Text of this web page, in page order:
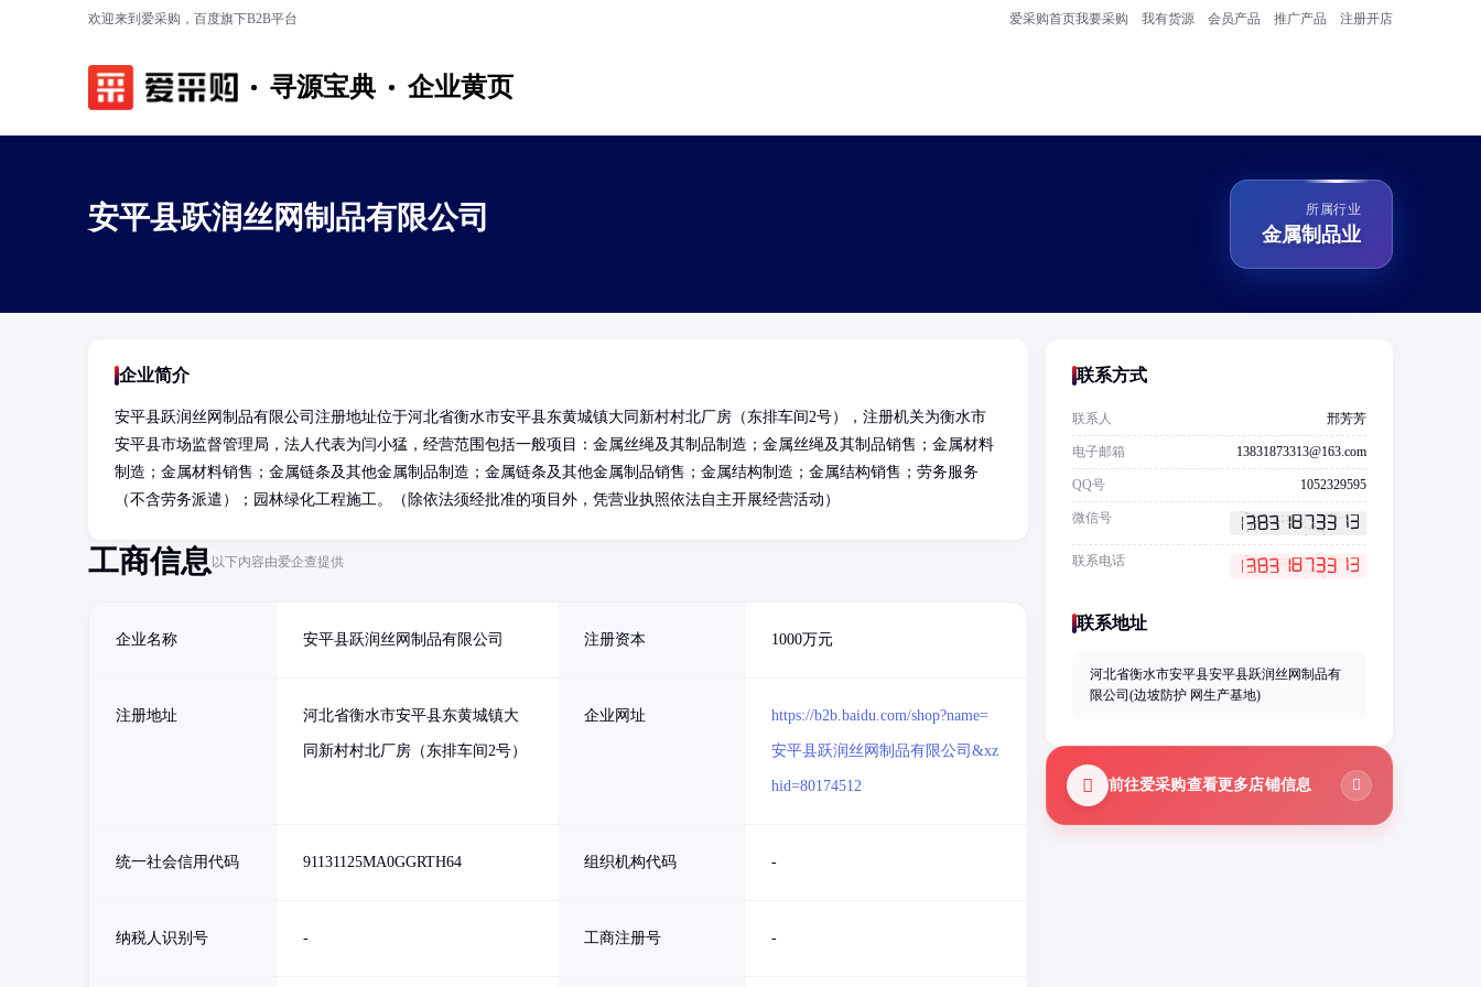
欢迎来到爱采购，百度旗下B2B平台 爱采购首页我要采购 我有货源 会员产品 推广产品 注册开店
寻源宝典 企业黄页
安平县跃润丝网制品有限公司 所属行业
金属制品业
企业简介
安平县跃润丝网制品有限公司注册地址位于河北省衡水市安平县东黄城镇大同新村村北厂房（东排车间2号），注册机关为衡水市
安平县市场监督管理局，法人代表为闫小猛，经营范围包括一般项目：金属丝绳及其制品制造；金属丝绳及其制品销售；金属材料
制造；金属材料销售；金属链条及其他金属制品制造；金属链条及其他金属制品销售；金属结构制造；金属结构销售；劳务服务
（不含劳务派遣）；园林绿化工程施工。（除依法须经批准的项目外，凭营业执照依法自主开展经营活动）
工商信息以下内容由爱企查提供
企业名称 安平县跃润丝网制品有限公司 注册资本 1000万元
注册地址 河北省衡水市安平县东黄城镇大
同新村村北厂房（东排车间2号）
企业网址 https://b2b.baidu.com/shop?name=
安平县跃润丝网制品有限公司&xz
hid=80174512
统一社会信用代码 91131125MA0GGRTH64 组织机构代码 -
纳税人识别号 - 工商注册号 -
联系方式
联系人 邢芳芳
电子邮箱 13831873313@163.com
QQ号 1052329595
微信号
联系电话
联系地址
河北省衡水市安平县安平县跃润丝网制品有
限公司(边坡防护 网生产基地)
前往爱采购查看更多店铺信息